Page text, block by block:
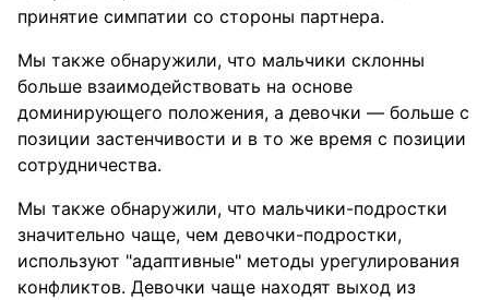
принятие симпатии со стороны партнера.
Мы также обнаружили, что мальчики склонны
больше взаимодействовать на основе
доминирующего положения, а девочки — больше с
позиции застенчивости и в то же время с позиции
сотрудничества.
Мы также обнаружили, что мальчики-подростки
значительно чаще, чем девочки-подростки,
используют "адаптивные" методы урегулирования
конфликтов. Девочки чаще находят выход из